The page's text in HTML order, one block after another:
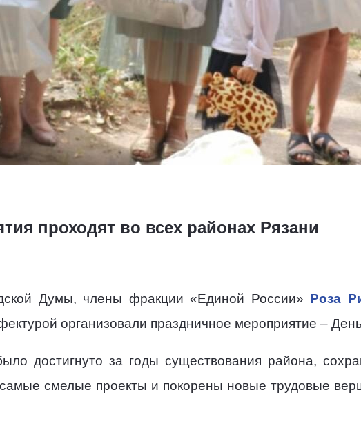
проходят во всех районах Рязани
Думы, члены фракции «Единой России» Роза
организовали праздничное мероприятие –
достигнуто за годы существования района,
смелые проекты и покорены новые трудовые